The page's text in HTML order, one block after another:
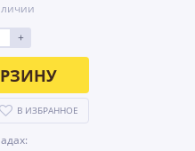
+
В ИЗБРАННОЕ